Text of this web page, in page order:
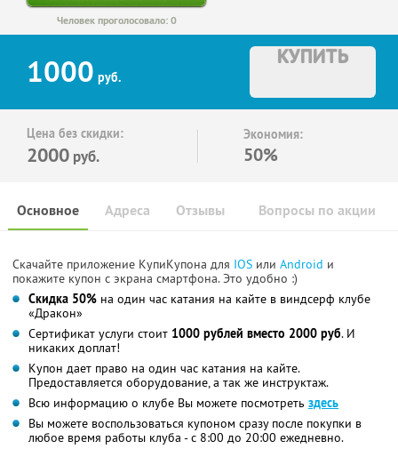
Человек проголосовало: 0
1000 руб.
КУПИТЬ
Цена без скидки:
2000 руб.
Экономия:
50%
Основное Отзывы Вопросы по акции
Адреса
Скачайте приложение КупиКупона для IOS или Android и
покажите купон с экрана смартфона. Это удобно :)
Скидка 50% на один час катания на кайте в виндсерф клубе
«Дракон»
Сертификат услуги стоит 1000 рублей вместо 2000 руб. И
никаких доплат!
Купон дает право на один час катания на кайте.
Предоставляется оборудование, а так же инструктаж.
Всю информацию о клубе Вы можете посмотреть здесь
Вы можете воспользоваться купоном сразу после покупки в
любое время работы клуба - с 8:00 до 20:00 ежедневно.